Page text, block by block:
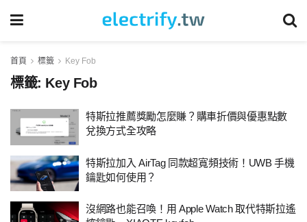
首頁 標籤 Key Fob
標籤: Key Fob
特斯拉推薦獎勵怎麼賺？購車折價與優惠點數
兌換方式全攻略
特斯拉加入 AirTag 同款超寬頻技術！UWB 手機
鑰匙如何使用？
沒網路也能召喚！用 Apple Watch 取代特斯拉遙